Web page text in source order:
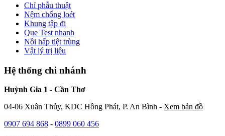
Chỉ phẫu thuật
Nệm chống loét
Khung tập đi
Que Test nhanh
Nồi hấp tiệt trùng
Vật lý trị liệu
Hệ thống chi nhánh
Huỳnh Gia 1 - Cần Thơ
04-06 Xuân Thủy, KDC Hồng Phát, P. An Bình - Xem bản đồ
0907 694 868 - 0899 060 456